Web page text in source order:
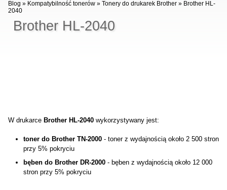
Brother HL-2040
Blog » Kompatybilność tonerów »Tonery do drukarek Brother » Brother HL-
2040
W drukarce Brother HL-2040wykorzystywany jest:
toner do Brother TN-2000 - toner z wydajnością około 2 500 stron
przy 5% pokryciu
bęben do Brother DR-2000 - bęben z wydajnością około 12 000
stron przy 5% pokryciu